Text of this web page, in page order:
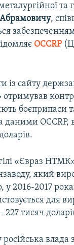
та
,
OCCRP
із сайту
боєприпаси
OCCRP,
«Євраз НТМК»
який
у 2016-2017
для
227 тисяч
влада